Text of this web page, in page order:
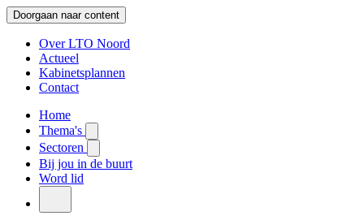
Doorgaan naar content
Over LTO Noord
Actueel
Kabinetsplannen
Contact
Home
Thema's
Sectoren
Bij jou in de buurt
Word lid